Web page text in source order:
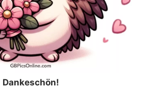
Dankeschön!